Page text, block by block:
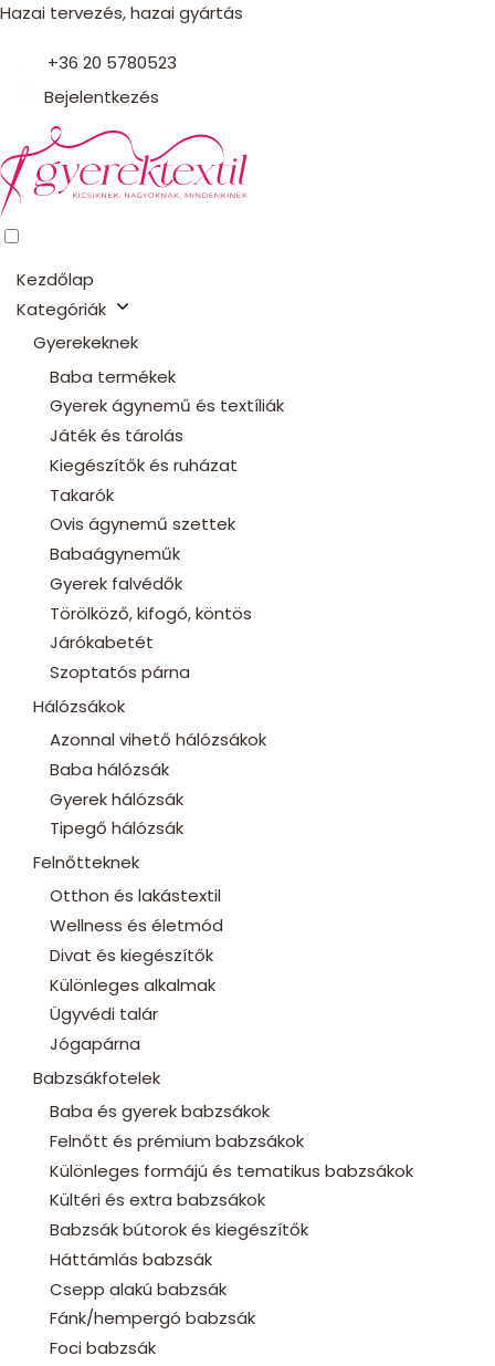
Hazai tervezés, hazai gyártás
+36 20 5780523
Bejelentkezés
Kezdőlap
Kategóriák
Gyerekeknek
Baba termékek
Gyerek ágynemű és textíliák
Játék és tárolás
Kiegészítők és ruházat
Takarók
Ovis ágynemű szettek
Babaágyneműk
Gyerek falvédők
Törölköző, kifogó, köntös
Járókabetét
Szoptatós párna
Hálózsákok
Azonnal vihető hálózsákok
Baba hálózsák
Gyerek hálózsák
Tipegő hálózsák
Felnőtteknek
Otthon és lakástextil
Wellness és életmód
Divat és kiegészítők
Különleges alkalmak
Ügyvédi talár
Jógapárna
Babzsákfotelek
Baba és gyerek babzsákok
Felnőtt és prémium babzsákok
Különleges formájú és tematikus babzsákok
Kültéri és extra babzsákok
Babzsák bútorok és kiegészítők
Háttámlás babzsák
Csepp alakú babzsák
Fánk/hempergó babzsák
Foci babzsák